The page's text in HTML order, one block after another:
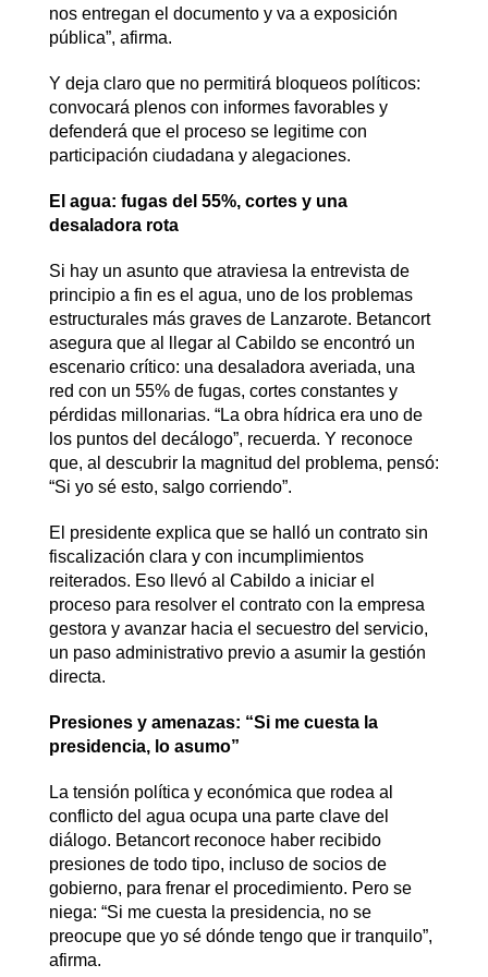
nos entregan el documento y va a exposición
pública”, afirma.
Y deja claro que no permitirá bloqueos políticos:
convocará plenos con informes favorables y
defenderá que el proceso se legitime con
participación ciudadana y alegaciones.
El agua: fugas del 55%, cortes y una
desaladora rota
Si hay un asunto que atraviesa la entrevista de
principio a fin es el agua, uno de los problemas
estructurales más graves de Lanzarote. Betancort
asegura que al llegar al Cabildo se encontró un
escenario crítico: una desaladora averiada, una
red con un 55% de fugas, cortes constantes y
pérdidas millonarias. “La obra hídrica era uno de
los puntos del decálogo”, recuerda. Y reconoce
que, al descubrir la magnitud del problema, pensó:
“Si yo sé esto, salgo corriendo”.
El presidente explica que se halló un contrato sin
fiscalización clara y con incumplimientos
reiterados. Eso llevó al Cabildo a iniciar el
proceso para resolver el contrato con la empresa
gestora y avanzar hacia el secuestro del servicio,
un paso administrativo previo a asumir la gestión
directa.
Presiones y amenazas: “Si me cuesta la
presidencia, lo asumo”
La tensión política y económica que rodea al
conflicto del agua ocupa una parte clave del
diálogo. Betancort reconoce haber recibido
presiones de todo tipo, incluso de socios de
gobierno, para frenar el procedimiento. Pero se
niega: “Si me cuesta la presidencia, no se
preocupe que yo sé dónde tengo que ir tranquilo”,
afirma.